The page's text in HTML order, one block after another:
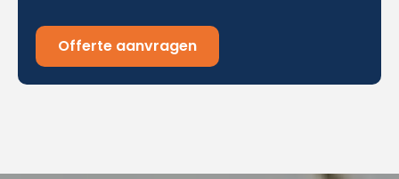
Offerte aanvragen